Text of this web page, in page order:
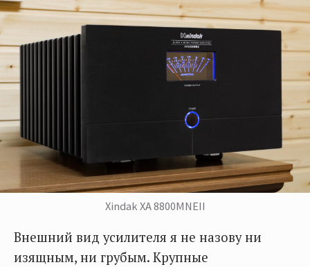
Xindak XA 8800MNEII
Внешний вид усилителя я не назову ни
изящным, ни грубым. Крупные